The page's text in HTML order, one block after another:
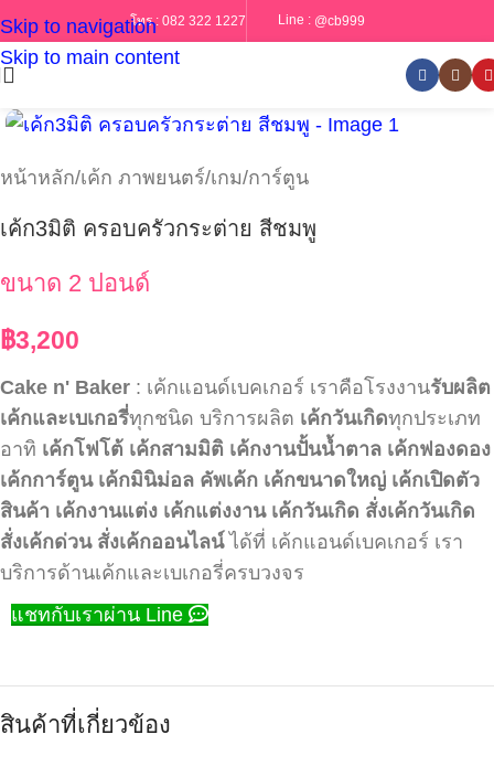
Skip to navigation
Skip to main content
โทร : 082 322 1227 Line : @cb999
หน้าหลัก/เค้ก ภาพยนตร์/เกม/การ์ตูน
เค้ก3มิติ ครอบครัวกระต่าย สีชมพู
ขนาด 2 ปอนด์
฿3,200
Cake n' Baker : เค้กแอนด์เบคเกอร์ เราคือโรงงานรับผลิต
เค้กและเบเกอรี่ทุกชนิด บริการผลิต เค้กวันเกิดทุกประเภท
อาทิ เค้กโฟโต้ เค้กสามมิติ เค้กงานปั้นน้ำตาล เค้กฟองดอง
เค้กการ์ตูน เค้กมินิม่อล คัพเค้ก เค้กขนาดใหญ่ เค้กเปิดตัว
สินค้า เค้กงานแต่ง เค้กแต่งงาน เค้กวันเกิด สั่งเค้กวันเกิด
สั่งเค้กด่วน สั่งเค้กออนไลน์ได้ที่ เค้กแอนด์เบคเกอร์ เรา
บริการด้านเค้กและเบเกอรี่ครบวงจร
แชทกับเราผ่าน Line
สินค้าที่เกี่ยวข้อง